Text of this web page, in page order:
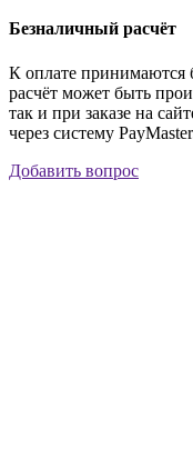
Безналичный расчёт
К оплате принимаются
расчёт может быть
так и при заказе на
через систему
Добавить вопрос